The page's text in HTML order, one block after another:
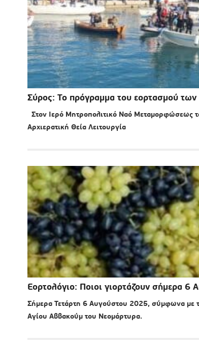
Σύρος: Το πρόγραμμα του εορτασμού
Στον Ιερό Μητροπολιτικό Ναό Μεταμορφώσεως
Αρχιερατική Θεία Λειτουργία
Εορτολόγιο: Ποιοι γιορτάζουν σήμερα 6
Σήμερα Τετάρτη 6 Αυγούστου 2025, σύμφωνα με
Αγίου Αββακούμ του Νεομάρτυρα.